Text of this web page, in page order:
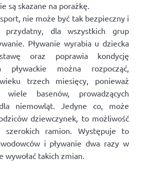
są skazane na porażkę.
nie może być tak bezpieczny i
przydatny, dla wszystkich grup
Pływanie wyrabia u dziecka
oraz poprawia kondycję
pływackie można rozpocząć,
trzech miesięcy, ponieważ
basenów, prowadzących
niemowląt. Jedyne co, może
dziewczynek, to możliwość
szerokich ramion. Występuje to
i pływanie dwa razy w
wywołać takich zmian.